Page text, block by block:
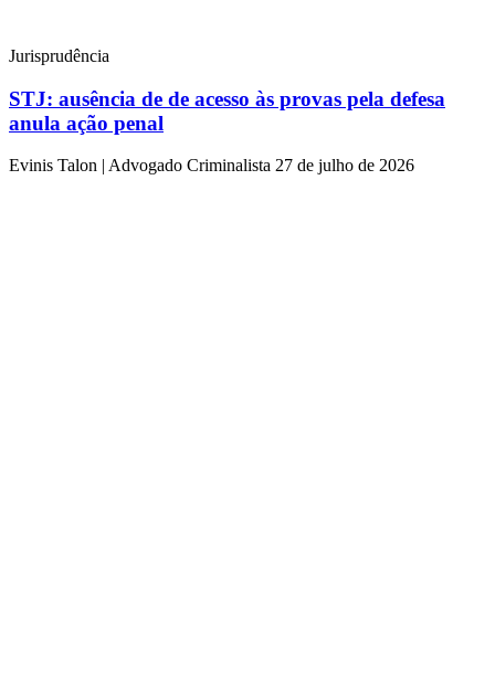
Jurisprudência
STJ: ausência de de acesso às provas pela defesa
anula ação penal
Evinis Talon | Advogado Criminalista 27 de julho de 2026